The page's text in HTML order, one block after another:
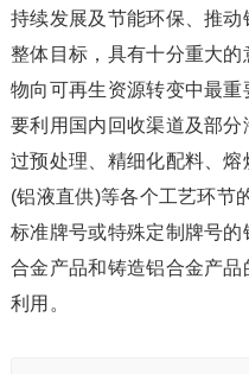
持续发展及节能环保、推
整体目标，具有十分重大
物向可再生资源转变中最
要利用国内回收渠道及部
过预处理、精细化配料、
(铝液直供)等各个工艺环节
标准牌号或特殊定制牌号
合金产品和铸造铝合金产
利用。